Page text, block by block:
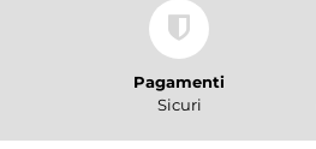
Pagamenti
Sicuri